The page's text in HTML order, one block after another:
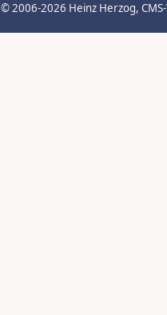
© 2006-2026 Heinz Herzog,